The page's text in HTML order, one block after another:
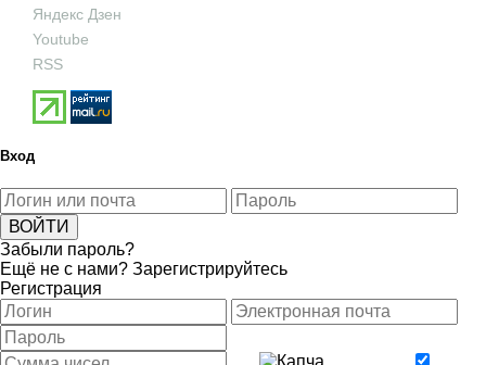
Яндекс Дзен
Youtube
RSS
Вход
Забыли пароль?
Ещё не с нами? Зарегистрируйтесь
Регистрация